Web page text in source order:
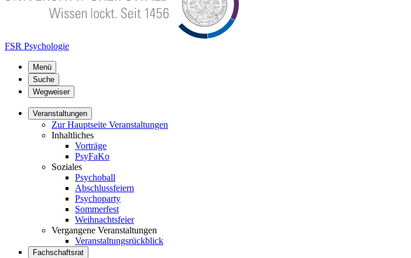
FSR Psychologie
Menü
Suche
Wegweiser
Veranstaltungen
Zur Hauptseite Veranstaltungen
Inhaltliches
Vorträge
PsyFaKo
Soziales
Psychoball
Abschlussfeiern
Psychoparty
Sommerfest
Weihnachtsfeier
Vergangene Veranstaltungen
Veranstaltungsrückblick
Fachschaftsrat